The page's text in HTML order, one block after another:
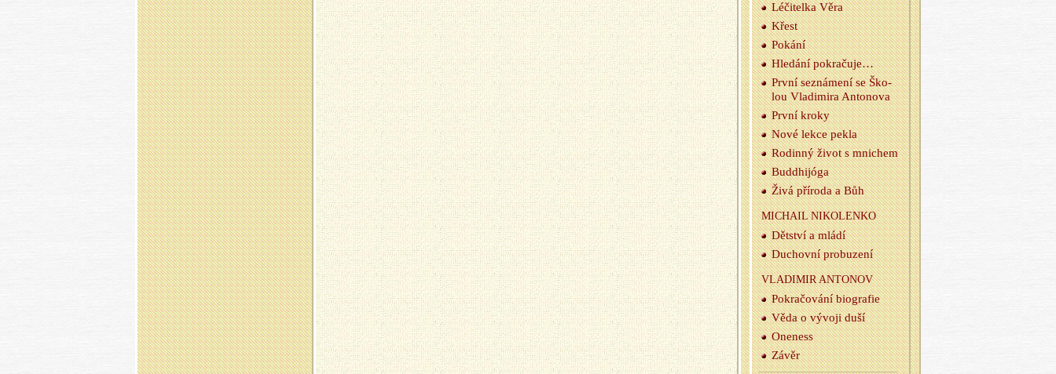
Lé­či­tel­ka Věra
Křest
Po­ká­ní
Hle­dá­ní po­kra­ču­je…
První se­zná­me­ní se Ško­
lou Vla­di­mi­ra An­to­no­va
První kroky
Nové lekce pekla
Ro­din­ný život s mni­chem
Budd­hijóga
Živá pří­ro­da a Bůh
MI­CHAIL NI­KO­LEN­KO
Dět­ství a mládí
Du­chov­ní pro­bu­ze­ní
VLA­DI­MIR AN­TO­NOV
Po­kra­čo­vá­ní bi­o­gra­fie
Věda o vý­vo­ji duší
One­ness
Závěr